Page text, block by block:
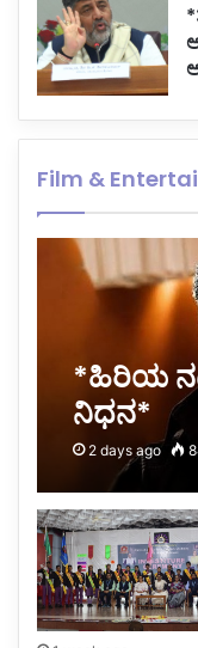
Film &
*ಹಿರಿಯ
ನಿಧನ*
2 days ago